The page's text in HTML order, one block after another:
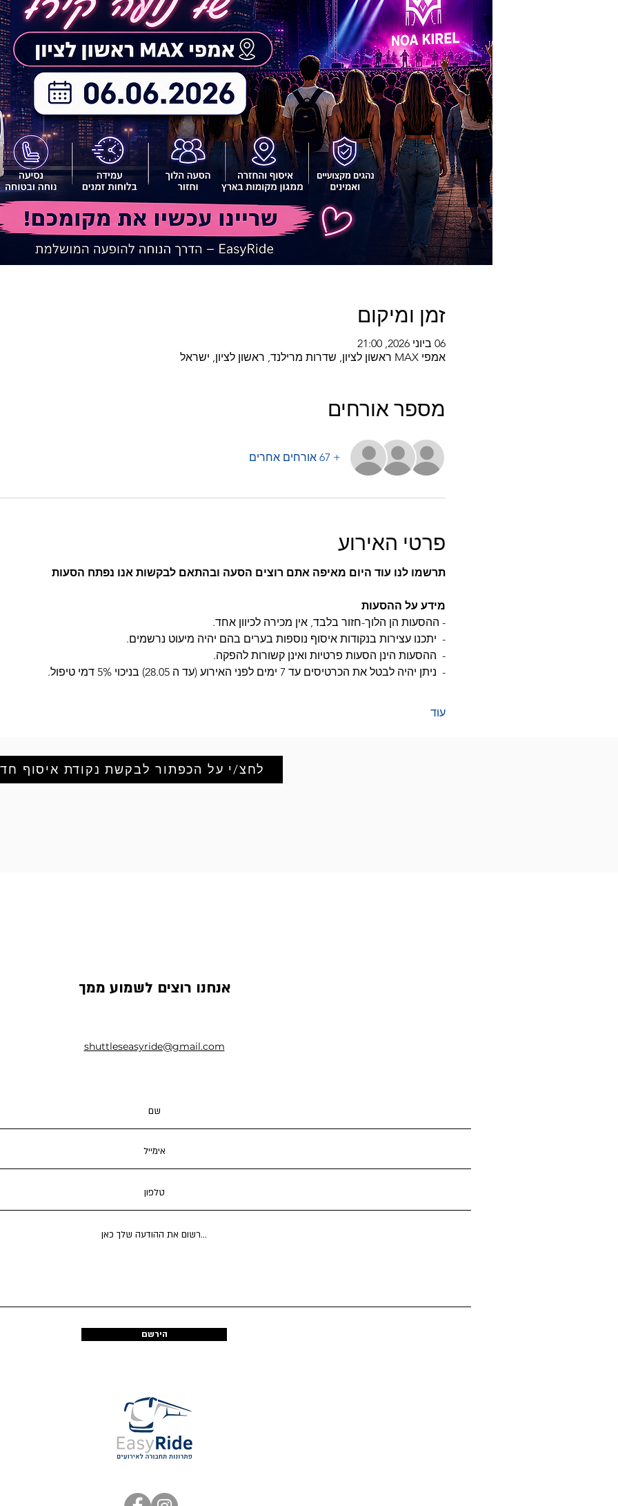
זמן ומיקום
06 ביוני 2026, 21:00
אמפי MAX ראשון לציון, שדרות מרילנד, ראשון לציון, ישראל
מספר אורחים
+ 67 אורחים אחרים
פרטי האירוע
תרשמו לנו עוד היום מאיפה אתם רוצים הסעה ובהתאם לבקשות אנו נפתח הסעות
מידע על ההסעות
- ההסעות הן הלוך-חזור בלבד, אין מכירה לכיוון אחד.
-  יתכנו עצירות בנקודות איסוף נוספות בערים בהם יהיה מיעוט נרשמים.
-  ההסעות הינן הסעות פרטיות ואינן קשורות להפקה.
-  ניתן יהיה לבטל את הכרטיסים עד 7 ימים לפני האירוע (עד ה 28.05) בניכוי 5% דמי טיפול.
עוד
לחצ/י על הכפתור לבקשת נקודת איסוף
אנחנו רוצים לשמוע ממך
shuttleseasyride@gmail.com
הירשם